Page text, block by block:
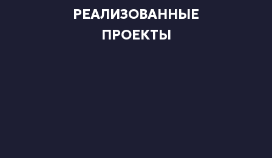
РЕАЛИЗОВАННЫЕ
ПРОЕКТЫ